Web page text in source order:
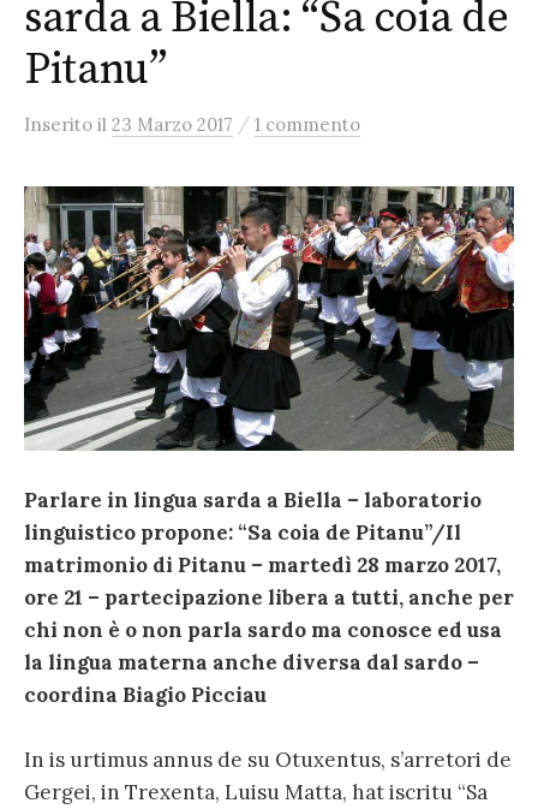
sarda a Biella: “Sa coia de
Pitanu”
Inserito il 23 Marzo 2017 / 1 commento
Parlare in lingua sarda a Biella – laboratorio
linguistico propone: “Sa coia de Pitanu”/Il
matrimonio di Pitanu – martedì 28 marzo 2017,
ore 21 – partecipazione libera a tutti, anche per
chi non è o non parla sardo ma conosce ed usa
la lingua materna anche diversa dal sardo –
coordina Biagio Picciau
In is urtimus annus de su Otuxentus, s’arretori de
Gergei, in Trexenta, Luisu Matta, hat iscritu “Sa